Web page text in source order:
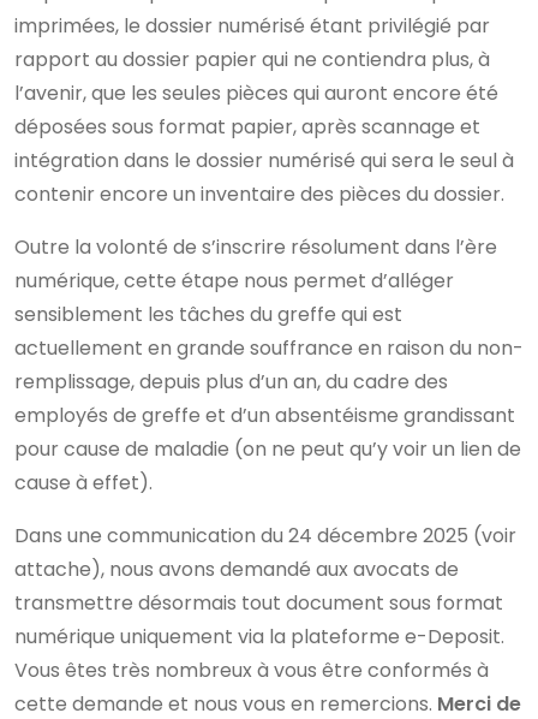
imprimées, le dossier numérisé étant privilégié par
rapport au dossier papier qui ne contiendra plus, à
l’avenir, que les seules pièces qui auront encore été
déposées sous format papier, après scannage et
intégration dans le dossier numérisé qui sera le seul à
contenir encore un inventaire des pièces du dossier.
Outre la volonté de s’inscrire résolument dans l’ère
numérique, cette étape nous permet d’alléger
sensiblement les tâches du greffe qui est
actuellement en grande souffrance en raison du non-
remplissage, depuis plus d’un an, du cadre des
employés de greffe et d’un absentéisme grandissant
pour cause de maladie (on ne peut qu’y voir un lien de
cause à effet).
Dans une communication du 24 décembre 2025 (voir
attache), nous avons demandé aux avocats de
transmettre désormais tout document sous format
numérique uniquement via la plateforme e-Deposit.
Vous êtes très nombreux à vous être conformés à
cette demande et nous vous en remercions. Merci de